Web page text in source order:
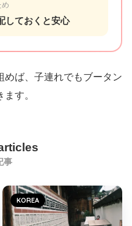
しておくと安心
めば、子連れでもブータン
す。
事
KOREA